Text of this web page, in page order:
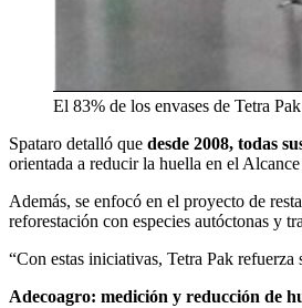
El 83% de los envases de Tetra
Spataro detalló que desde 2008, todas
orientada a reducir la huella en el
Además, se enfocó en el proyecto de
reforestación con especies autóctonas y
“Con estas iniciativas, Tetra Pak
Adecoagro: medición y reducción de